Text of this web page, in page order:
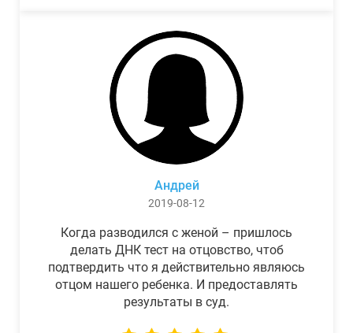
Андрей
2019-08-12
Когда разводился с женой – пришлось
делать ДНК тест на отцовство, чтоб
подтвердить что я действительно являюсь
отцом нашего ребенка. И предоставлять
результаты в суд.